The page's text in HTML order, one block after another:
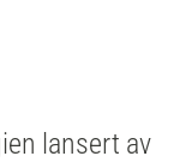
lansert av